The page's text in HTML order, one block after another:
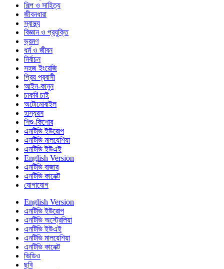
শিল্প ও সাহিত্য
জীবনধারা
স্বাস্থ্য
বিজ্ঞান ও প্রযুক্তি
ভ্রমণ
ধর্ম ও জীবন
নির্বাচন
সহজ ইংরেজি
প্রিয় প্রবাসী
আইন-কানুন
চাকরি চাই
অটোমোবাইল
হাস্যরস
শিশু-কিশোর
এনটিভি ইউরোপ
এনটিভি মালয়েশিয়া
এনটিভি ইউএই
English Version
এনটিভি বাজার
এনটিভি কানেক্ট
যোগাযোগ
English Version
এনটিভি ইউরোপ
এনটিভি অস্ট্রেলিয়া
এনটিভি ইউএই
এনটিভি মালয়েশিয়া
এনটিভি কানেক্ট
ভিডিও
ছবি